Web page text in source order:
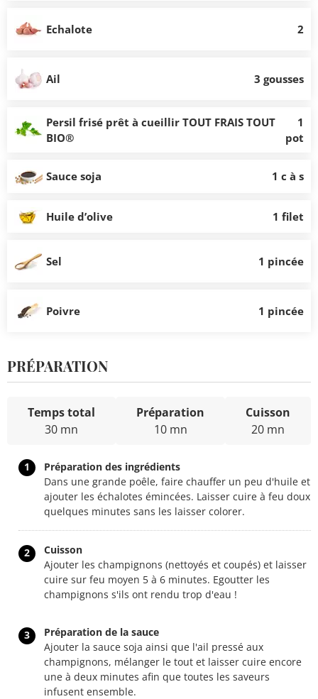
Echalote 2
Ail 3 gousses
Persil frisé prêt à cueillir TOUT FRAIS TOUT
BIO®
1
pot
Sauce soja 1 c à s
Huile d’olive 1 filet
Sel 1 pincée
Poivre 1 pincée
PRÉPARATION
Temps total
30 mn
Préparation
10 mn
Cuisson
20 mn
1
Préparation des ingrédients
Dans une grande poêle, faire chauffer un peu d'huile et
ajouter les échalotes émincées. Laisser cuire à feu doux
quelques minutes sans les laisser colorer.
2
Cuisson
Ajouter les champignons (nettoyés et coupés) et laisser
cuire sur feu moyen 5 à 6 minutes. Egoutter les
champignons s'ils ont rendu trop d'eau !
3
Préparation de la sauce
Ajouter la sauce soja ainsi que l'ail pressé aux
champignons, mélanger le tout et laisser cuire encore
une à deux minutes afin que toutes les saveurs
infusent ensemble.